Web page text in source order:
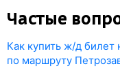
Частые
Как купить ж/д
по маршруту